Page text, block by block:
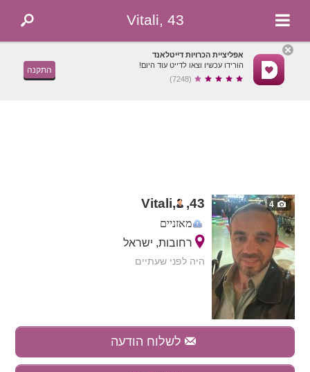
Vitali, 43
אפליציית הכרויות דייטלאנד
הורידו עכשיו וצאו לדייט עוד היום!
(7248)
התקנה
4
Vitali, ,43
מאזניים
רחובות, ישראל
היה לפני שעתיים
לשלוח הודעה